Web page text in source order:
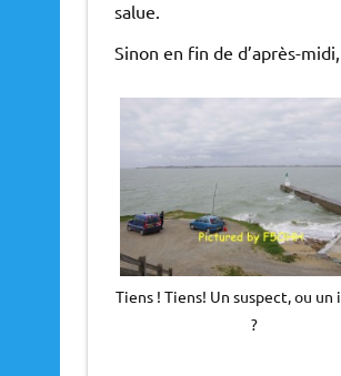
salue.
Sinon en fin de d’après-
Tiens ! Tiens! Un suspect, ou un
?